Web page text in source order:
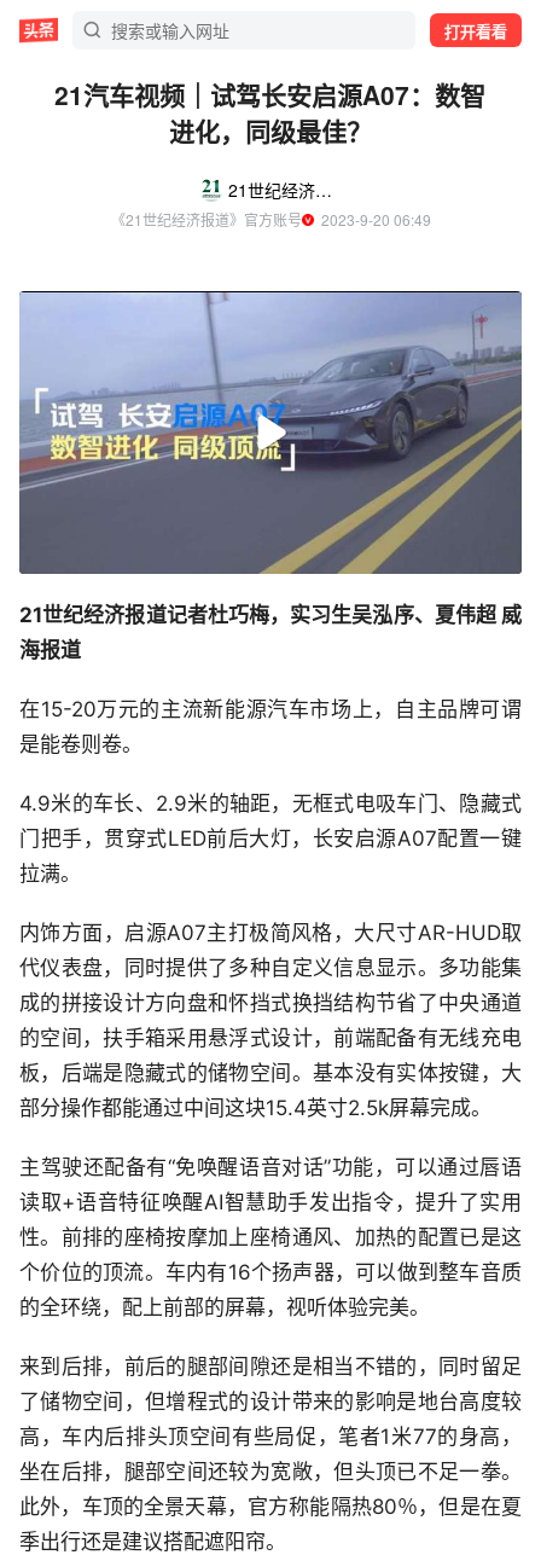
打开看看
21汽车视频｜试驾长安启源A07：数智
进化，同级最佳？
21世纪经济报道
《21世纪经济报道》官方账号
  2023-9-20 06:49
21世纪经济报道记者杜巧梅，实习生吴泓序、夏伟超 威
海报道
在15-20万元的主流新能源汽车市场上，自主品牌可谓
是能卷则卷。
4.9米的车长、2.9米的轴距，无框式电吸车门、隐藏式
门把手，贯穿式LED前后大灯，长安启源A07配置一键
拉满。
内饰方面，启源A07主打极简风格，大尺寸AR-HUD取
代仪表盘，同时提供了多种自定义信息显示。多功能集
成的拼接设计方向盘和怀挡式换挡结构节省了中央通道
的空间，扶手箱采用悬浮式设计，前端配备有无线充电
板，后端是隐藏式的储物空间。基本没有实体按键，大
部分操作都能通过中间这块15.4英寸2.5k屏幕完成。
主驾驶还配备有“免唤醒语音对话”功能，可以通过唇语
读取+语音特征唤醒AI智慧助手发出指令，提升了实用
性。前排的座椅按摩加上座椅通风、加热的配置已是这
个价位的顶流。车内有16个扬声器，可以做到整车音质
的全环绕，配上前部的屏幕，视听体验完美。
来到后排，前后的腿部间隙还是相当不错的，同时留足
了储物空间，但增程式的设计带来的影响是地台高度较
高，车内后排头顶空间有些局促，笔者1米77的身高，
坐在后排，腿部空间还较为宽敞，但头顶已不足一拳。
此外，车顶的全景天幕，官方称能隔热80％，但是在夏
季出行还是建议搭配遮阳帘。